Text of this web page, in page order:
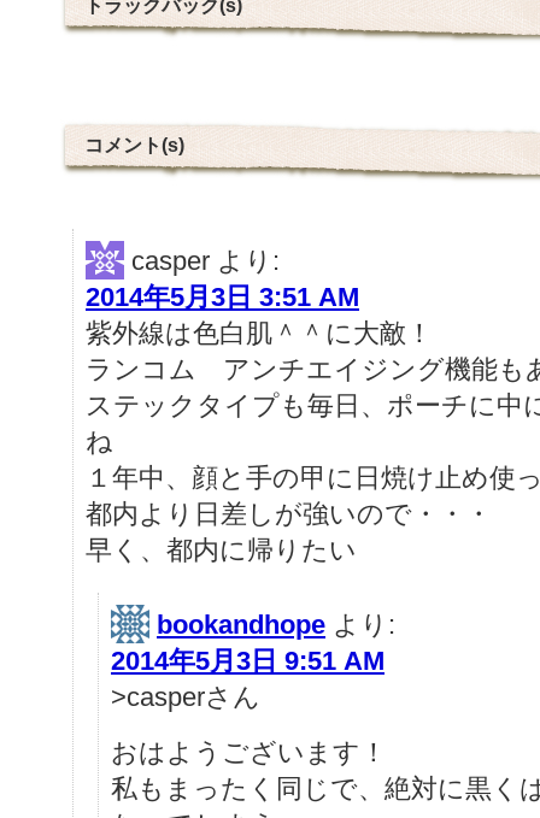
トラックバック(s)
コメント(s)
casper より:
2014年5月3日 3:51 AM
紫外線は色白肌＾＾に大敵！
ランコム アンチエイジング機能も
ステックタイプも毎日、ポーチに中
ね
１年中、顔と手の甲に日焼け止め使
都内より日差しが強いので・・・
早く、都内に帰りたい
bookandhope より:
2014年5月3日 9:51 AM
>casperさん
おはようございます！
私もまったく同じで、絶対に黒く